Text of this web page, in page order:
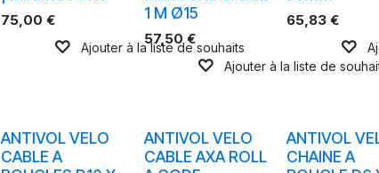
75,00 €
Ajouter à la liste de souhaits
1 M Ø15
57,50€
Ajouter à la liste de
65,83 €
ANTIVOL VELO
CABLE A
ANTIVOL VELO
CABLE AXA ROLL
ANTIVOL
CHAINE A